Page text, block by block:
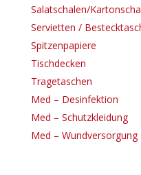
Salatschalen/
Servietten /
Spitzenpapiere
Tischdecken
Tragetaschen
Med – Desinfektion
Med – Schutzkleidung
Med – Wundversorgung